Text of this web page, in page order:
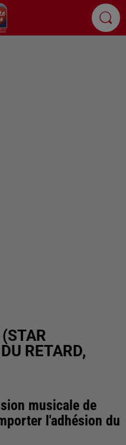
RETARD,
musicale de
l'adhésion du